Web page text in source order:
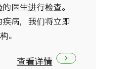
医生进行检查。
病，我们将立即
。
查看详情